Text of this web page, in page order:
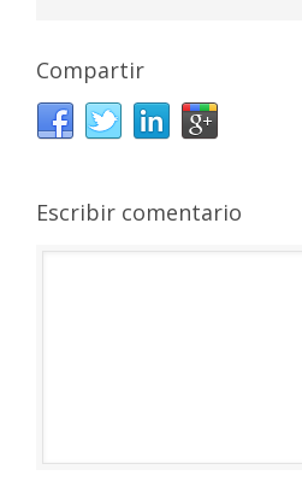
Compartir
Escribir comentario